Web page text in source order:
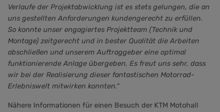
Verlaufe der Projektabwicklung ist es stets gelungen, die an
uns gestellten Anforderungen kundengerecht zu erfüllen.
So konnte unser engagiertes Projektteam (Technik und
Montage) zeitgerecht und in bester Qualität die Arbeiten
abschließen und unserem Auftraggeber eine optimal
funktionierende Anlage übergeben. Es freut uns sehr, dass
wir bei der Realisierung dieser fantastischen Motorrad-
Erlebniswelt mitwirken konnten.“
Nähere Informationen für einen Besuch der KTM Motohall